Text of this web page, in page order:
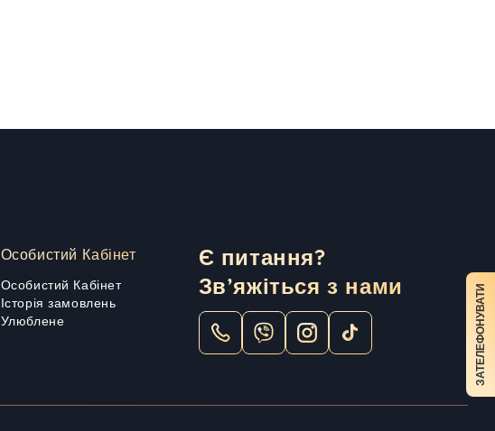
Особистий Кабінет
Особистий Кабінет
Історія замовлень
Улюблене
Є питання?
Зв’яжіться з нами
ЗАТЕЛЕФОНУВАТИ